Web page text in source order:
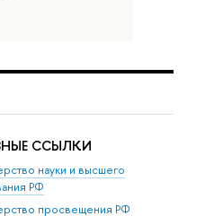
ССЫЛКИ
науки и высшего
РФ
просвещения РФ